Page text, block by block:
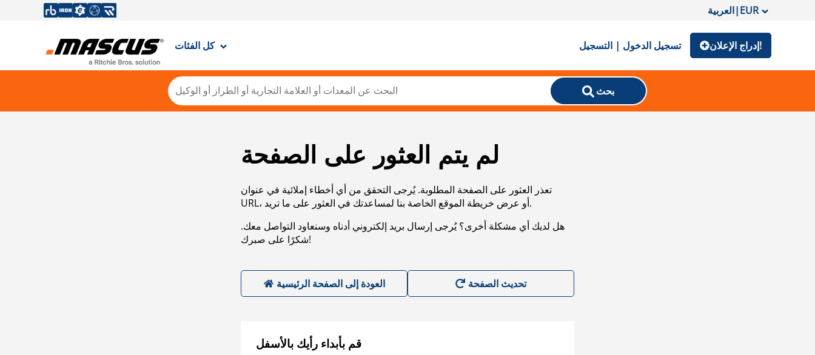
العربية|EUR
كل الفئات تسجيل الدخول | التسجيل إدراج الإعلان!
بحث
لم يتم العثور على الصفحة
تعذر العثور على الصفحة المطلوبة. يُرجى التحقق من أي أخطاء إملائية في عنوان
URL، أو عرض خريطة الموقع الخاصة بنا لمساعدتك في العثور على ما تريد.
هل لديك أي مشكلة أخرى؟ يُرجى إرسال بريد إلكتروني أدناه وسنعاود التواصل معك.
شكرًا على صبرك!
العودة إلى الصفحة الرئيسية
قم بأبداء رأيك بالأسفل